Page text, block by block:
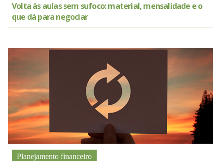
Volta às aulas sem sufoco: material, mensalidade e o
que dá para negociar
Planejamento financeiro